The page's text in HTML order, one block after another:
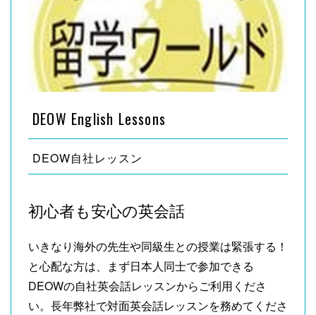
DEOW English Lessons
DEOW自社レッスン
初心者も安心の英会話
いきなり海外の先生や同級生との授業は緊張する！
と心配な方は、まず日本人同士で参加できる
DEOWの自社英会話レッスンからご利用くださ
い。長年弊社で対面英会話レッスンを務めてくださ